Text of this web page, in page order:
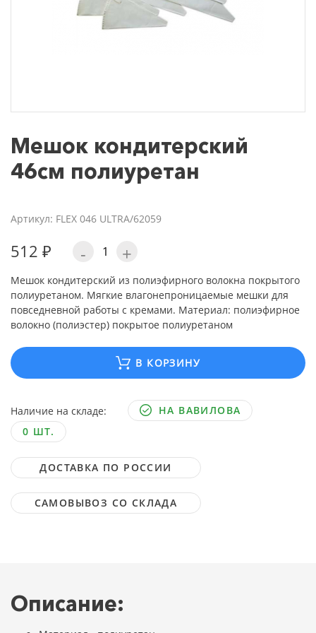
Мешок кондитерский
46см полиуретан
Артикул: FLEX 046 ULTRA/62059
512 ₽ - +
Мешок кондитерский из полиэфирного волокна покрытого
полиуретаном. Мягкие влагонепроницаемые мешки для
повседневной работы с кремами. Материал: полиэфирное
волокно (полиэстер) покрытое полиуретаном
В КОРЗИНУ
Наличие на складе:
НА ВАВИЛОВА
0 ШТ.
ДОСТАВКА ПО РОССИИ
САМОВЫВОЗ СО СКЛАДА
Описание: